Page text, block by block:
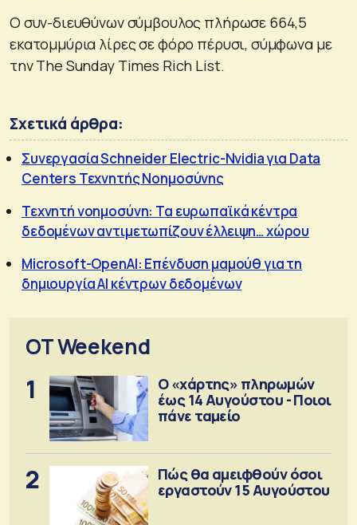
Ο συν-διευθύνων σύμβουλος πλήρωσε 664,5
εκατομμύρια λίρες σε φόρο πέρυσι, σύμφωνα με
την The Sunday Times Rich List.
Σχετικά άρθρα:
Συνεργασία Schneider Electric-Nvidia για Data
Centers Τεχνητής Νοημοσύνης
Τεχνητή νοημοσύνη: Τα ευρωπαϊκά κέντρα
δεδομένων αντιμετωπίζουν έλλειψη… χώρου
Microsoft-OpenAI: Επένδυση μαμούθ για τη
δημιουργία AI κέντρων δεδομένων
OT Weekend
1
Ο «χάρτης» πληρωμών
έως 14 Αυγούστου - Ποιοι
πάνε ταμείο
2
Πώς θα αμειφθούν όσοι
εργαστούν 15 Αυγούστου